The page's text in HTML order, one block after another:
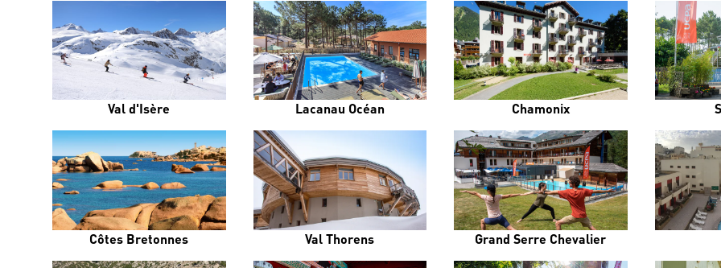
Val d'Isère Lacanau Océan Chamonix
Côtes Bretonnes Val Thorens Grand Serre Chevalier